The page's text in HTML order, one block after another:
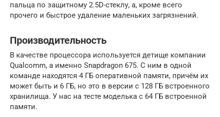
пальца по защитному 2.5D-стеклу, а, кроме всего
прочего и быстрое удаление маленьких загрязнений.
Производительность
В качестве процессора используется детище компании
Qualcomm, а именно Snapdragon 675. С ним в одной
команде находятся 4 ГБ оперативной памяти, причём их
может быть и 6 ГБ, но это в версии с 128 ГБ встроенного
хранилища. У нас на тесте моделька с 64 ГБ встроенной
памяти.